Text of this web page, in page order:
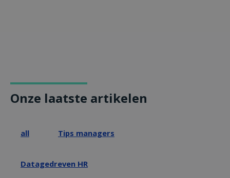
Onze laatste artikelen
all Tips managers
Datagedreven HR